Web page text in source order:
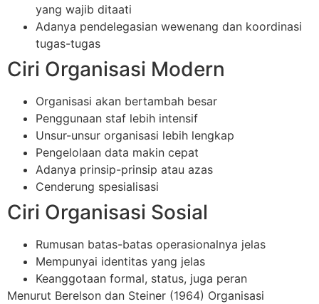
yang wajib ditaati
Adanya pendelegasian wewenang dan koordinasi
tugas-tugas
Ciri Organisasi Modern
Organisasi akan bertambah besar
Penggunaan staf lebih intensif
Unsur-unsur organisasi lebih lengkap
Pengelolaan data makin cepat
Adanya prinsip-prinsip atau azas
Cenderung spesialisasi
Ciri Organisasi Sosial
Rumusan batas-batas operasionalnya jelas
Mempunyai identitas yang jelas
Keanggotaan formal, status, juga peran
Menurut Berelson dan Steiner (1964) Organisasi